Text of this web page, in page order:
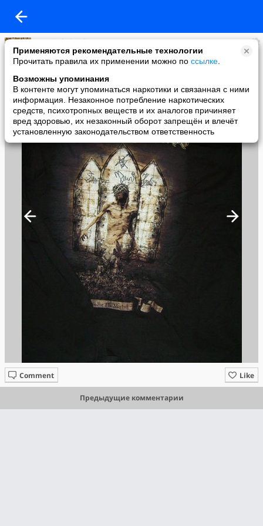
Применяются рекомендательные технологии
Прочитать правила их применении можно по ссылке
Возможны упоминания
В контенте могут упоминаться наркотики и связанная с ними
информация. Незаконное потребление наркотических
средств, психотропных веществ и их аналогов причиняет
вред здоровью, их незаконный оборот запрещён и влечёт
установленную законодательством ответственность
sergei shchirskyy
added a photo
17 Jan в 20:08
Like
Comment
Предыдущие комментарии